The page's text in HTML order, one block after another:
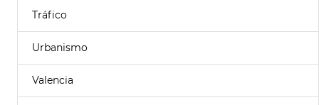
Tráfico
Urbanismo
Valencia